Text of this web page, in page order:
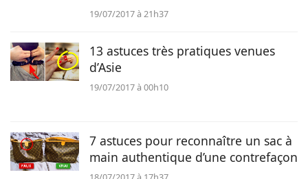
19/07/2017 à 21h37
13 astuces très pratiques venues
d’Asie
19/07/2017 à 00h10
7 astuces pour reconnaître un sac à
main authentique d’une contrefaçon